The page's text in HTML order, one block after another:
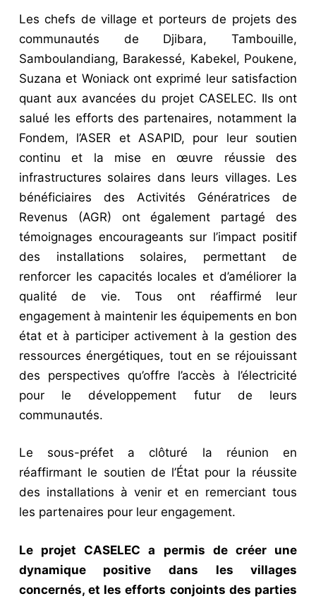
Les chefs de village et porteurs de projets des
communautés de Djibara, Tambouille,
Samboulandiang, Barakessé, Kabekel, Poukene,
Suzana et Woniack ont exprimé leur satisfaction
quant aux avancées du projet CASELEC. Ils ont
salué les efforts des partenaires, notamment la
Fondem, l’ASER et ASAPID, pour leur soutien
continu et la mise en œuvre réussie des
infrastructures solaires dans leurs villages. Les
bénéficiaires des Activités Génératrices de
Revenus (AGR) ont également partagé des
témoignages encourageants sur l’impact positif
des installations solaires, permettant de
renforcer les capacités locales et d’améliorer la
qualité de vie. Tous ont réaffirmé leur
engagement à maintenir les équipements en bon
état et à participer activement à la gestion des
ressources énergétiques, tout en se réjouissant
des perspectives qu’offre l’accès à l’électricité
pour le développement futur de leurs
communautés.
Le sous-préfet a clôturé la réunion en
réaffirmant le soutien de l’État pour la réussite
des installations à venir et en remerciant tous
les partenaires pour leur engagement.
Le projet CASELEC a permis de créer une
dynamique positive dans les villages
concernés, et les efforts conjoints des parties